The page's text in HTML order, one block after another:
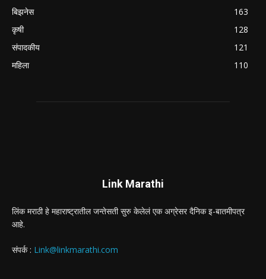
बिझनेस
163
कृषी
128
संपादकीय
121
महिला
110
Link Marathi
लिंक मराठी हे महाराष्ट्रातील जन्तेसती सुरु केलेलं एक अग्रेसर दैनिक इ-बातमीपत्र
आहे.
संपर्क : Link@linkmarathi.com